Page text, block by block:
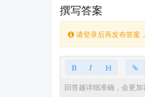
撰写答案
请登录后再发布答案，